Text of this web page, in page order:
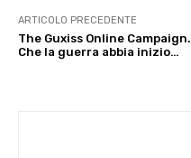
ARTICOLO PRECEDENTE
The Guxiss Online Campaign.
Che la guerra abbia inizio…